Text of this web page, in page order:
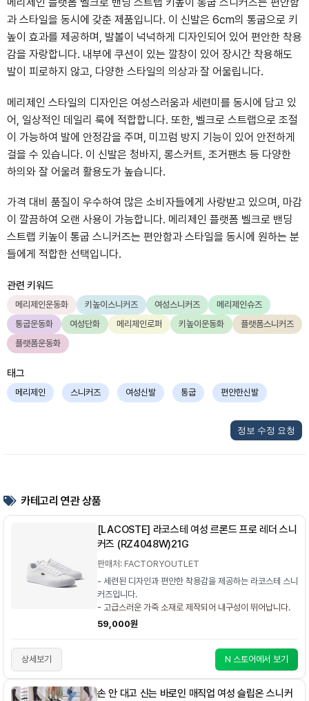
메리제인 플랫폼 벨크로 밴딩 스트랩 키높이 통굽 스니커즈는 편안함
과 스타일을 동시에 갖춘 제품입니다. 이 신발은 6cm의 통굽으로 키
높이 효과를 제공하며, 발볼이 넉넉하게 디자인되어 있어 편안한 착용
감을 자랑합니다. 내부에 쿠션이 있는 깔창이 있어 장시간 착용해도
발이 피로하지 않고, 다양한 스타일의 의상과 잘 어울립니다.
메리제인 스타일의 디자인은 여성스러움과 세련미를 동시에 담고 있
어, 일상적인 데일리 룩에 적합합니다. 또한, 벨크로 스트랩으로 조절
이 가능하여 발에 안정감을 주며, 미끄럼 방지 기능이 있어 안전하게
걸을 수 있습니다. 이 신발은 청바지, 롱스커트, 조거팬츠 등 다양한
하의와 잘 어울려 활용도가 높습니다.
가격 대비 품질이 우수하여 많은 소비자들에게 사랑받고 있으며, 마감
이 깔끔하여 오랜 사용이 가능합니다. 메리제인 플랫폼 벨크로 밴딩
스트랩 키높이 통굽 스니커즈는 편안함과 스타일을 동시에 원하는 분
들에게 적합한 선택입니다.
관련 키워드
메리제인운동화 키높이스니커즈 여성스니커즈
메리제인슈즈
통굽운동화
여성단화 메리제인로퍼 키높이운동화
플랫폼스니커즈
플랫폼운동화
태그
메리제인 스니커즈 여성신발 통굽 편안한신발
정보 수정 요청
카테고리 연관 상품
[LACOSTE] 라코스테 여성 르론드 프로 레더 스니
커즈 (RZ4048W)21G
판매처: FACTORYOUTLET
- 세련된 디자인과 편안한 착용감을 제공하는 라코스테 스니
커즈입니다.
- 고급스러운 가죽 소재로 제작되어 내구성이 뛰어납니다.
59,000원
상세보기 N 스토어에서 보기
손 안 대고 신는 바로인 매직업 여성 슬립온 스니커